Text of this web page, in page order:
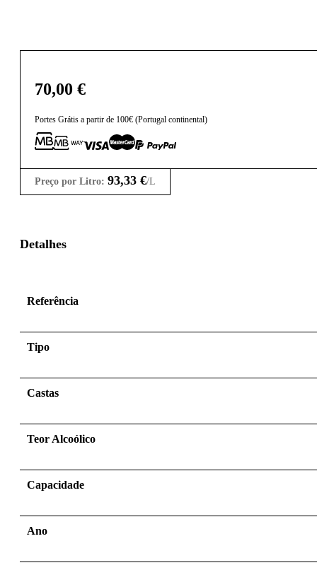
70,00 €
Portes Grátis a partir de 100€ (Portugal continental)
Preço por Litro: 93,33 €/L
Detalhes
Referência
Tipo
Castas
Teor Alcoólico
Capacidade
Ano